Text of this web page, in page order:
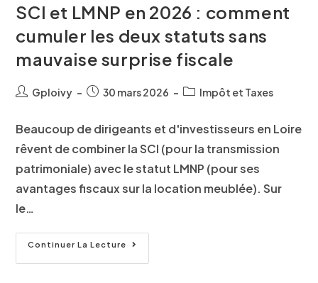
SCI et LMNP en 2026 : comment
cumuler les deux statuts sans
mauvaise surprise fiscale
Gploivy 30 mars 2026 Impôt et Taxes
Beaucoup de dirigeants et d'investisseurs en Loire
rêvent de combiner la SCI (pour la transmission
patrimoniale) avec le statut LMNP (pour ses
avantages fiscaux sur la location meublée). Sur
le…
Continuer La Lecture